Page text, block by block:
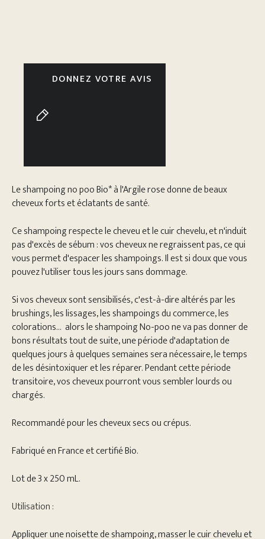
DONNEZ VOTRE AVIS
Le shampoing no poo Bio* à l'Argile rose donne de beaux
cheveux forts et éclatants de santé.
Ce shampoing respecte le cheveu et le cuir chevelu, et n'induit
pas d'excès de sébum : vos cheveux ne regraissent pas, ce qui
vous permet d'espacer les shampoings. Il est si doux que vous
pouvez l'utiliser tous les jours sans dommage.
Si vos cheveux sont sensibilisés, c'est-à-dire altérés par les
brushings, les lissages, les shampoings du commerce, les
colorations... alors le shampoing No-poo ne va pas donner de
bons résultats tout de suite, une période d'adaptation de
quelques jours à quelques semaines sera nécessaire, le temps
de les désintoxiquer et les réparer. Pendant cette période
transitoire, vos cheveux pourront vous sembler lourds ou
chargés.
Recommandé pour les cheveux secs ou crépus.
Fabriqué en France et certifié Bio.
Lot de 3 x 250 mL.
Utilisation :
Appliquer une noisette de shampoing, masser le cuir chevelu et